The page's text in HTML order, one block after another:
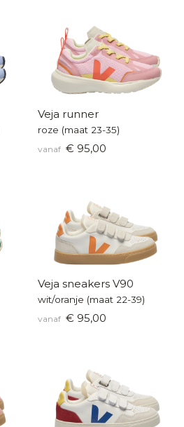
Veja runner
roze (maat 23-35)
vanaf € 95,00
Veja sneakers V90
wit/oranje (maat 22-39)
vanaf € 95,00